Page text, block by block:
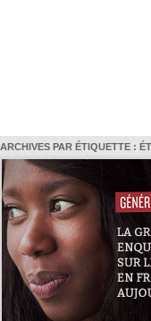
ARCHIVES PAR ÉTIQUETTE :